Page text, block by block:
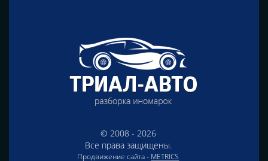
© 2008 - 2026
Все права защищены.
Продвижение сайта - METRICS